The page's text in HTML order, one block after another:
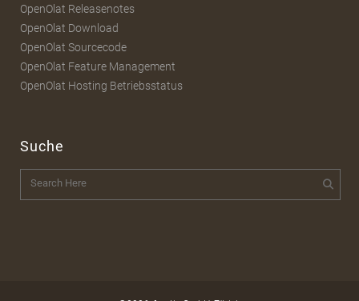
OpenOlat Releasenotes
OpenOlat Download
OpenOlat Sourcecode
OpenOlat Feature Management
OpenOlat Hosting Betriebsstatus
Suche